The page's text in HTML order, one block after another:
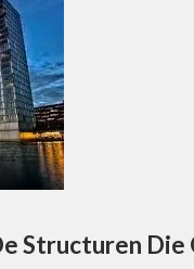
Structuren Die